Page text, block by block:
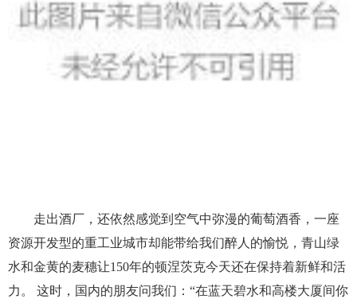
走出酒厂，还依然感觉到空气中弥漫的葡萄酒香，一座
资源开发型的重工业城市却能带给我们醉人的愉悦，青山绿
水和金黄的麦穗让150年的顿涅茨克今天还在保持着新鲜和活
力。 这时，国内的朋友问我们：“在蓝天碧水和高楼大厦间你